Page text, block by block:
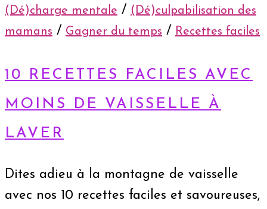
(Dé)charge mentale / (Dé)culpabilisation des
mamans / Gagner du temps / Recettes faciles
10 RECETTES FACILES AVEC
MOINS DE VAISSELLE À
LAVER
Dites adieu à la montagne de vaisselle
avec nos 10 recettes faciles et savoureuses,